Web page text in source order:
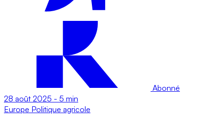
Abonné
28 août 2025 - 5 min
Europe Politique agricole